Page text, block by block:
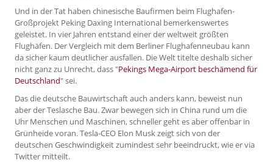
Und in der Tat haben chinesische Baufirmen beim Flughafen-
Großprojekt Peking Daxing International bemerkenswertes
geleistet. In vier Jahren entstand einer der weltweit größten
Flughäfen. Der Vergleich mit dem Berliner Flughafenneubau kann
da sicher kaum deutlicher ausfallen. Die Welt titelte deshalb sicher
nicht ganz zu Unrecht, dass "Pekings Mega-Airport beschämend für
Deutschland" sei.
Das die deutsche Bauwirtschaft auch anders kann, beweist nun
aber der Teslasche Bau. Zwar bewegen sich in China rund um die
Uhr Menschen und Maschinen, schneller geht es aber offenbar in
Grünheide voran. Tesla-CEO Elon Musk zeigt sich von der
deutschen Geschwindigkeit zumindest sehr beeindruckt, wie er via
Twitter mitteilt.